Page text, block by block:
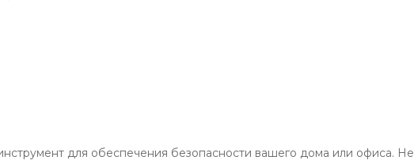
для обеспечения безопасности вашего дома или офиса. Не